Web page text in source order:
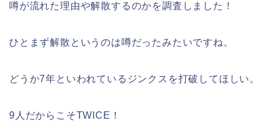
噂が流れた理由や解散するのかを調査しました！
ひとまず解散というのは噂だったみたいですね。
どうか7年といわれているジンクスを打破してほしい。
9人だからこそTWICE！